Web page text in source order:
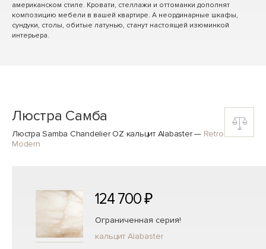
американском стиле. Кровати, стеллажи и оттоманки дополнят
композицию мебели в вашей квартире. А неординарные шкафы,
сундуки, столы, обитые латунью, станут настоящей изюминкой
интерьера.
Люстра Самба
Люстра Samba Chandelier OZ кальцит Alabaster— Retro
Modern
124 700 ₽
Ограниченная серия!
кальцит Alabaster